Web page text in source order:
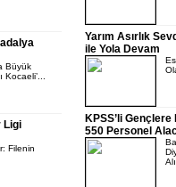
Büyük
Ligi
Filenin
Yarım Asırlık
ile Yola Devam
KPSS’li
550 Personel